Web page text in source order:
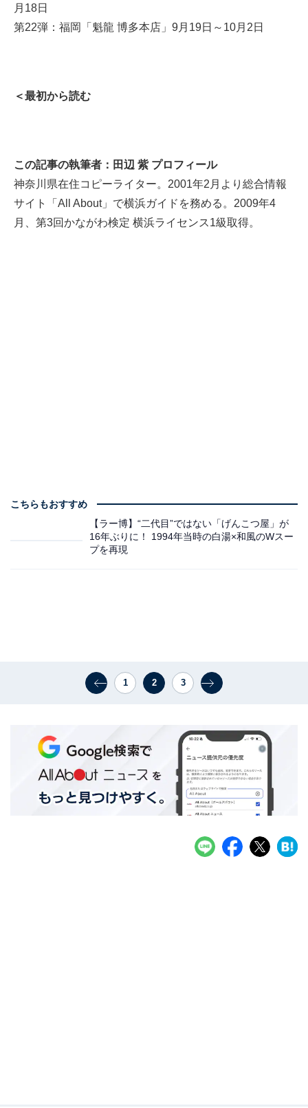
月18日
第22弾：福岡「魁龍 博多本店」9月19日～10月2日
＜最初から読む
この記事の執筆者：田辺 紫 プロフィール
神奈川県在住コピーライター。2001年2月より総合情報
サイト「All About」で横浜ガイドを務める。2009年4
月、第3回かながわ検定 横浜ライセンス1級取得。
こちらもおすすめ
【ラー博】“二代目”ではない「げんこつ屋」が
16年ぶりに！ 1994年当時の白湯×和風のWスー
プを再現
1 2 3